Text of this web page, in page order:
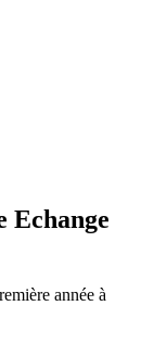
Echange
année à